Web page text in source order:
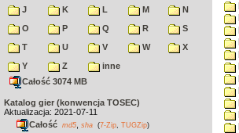
J
K L M
N
O
P Q R
S
T
U V W
X
Y
Z
inne
Całość 3074 MB
Katalog gier (konwencja TOSEC)
Aktualizacja: 2021-07-11
Całość md5 sha (7-Zip TUGZip)